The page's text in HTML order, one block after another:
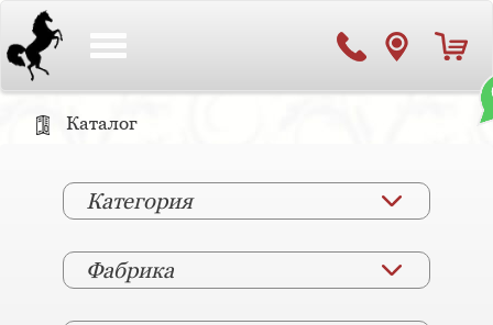
Каталог
Категория
Фабрика